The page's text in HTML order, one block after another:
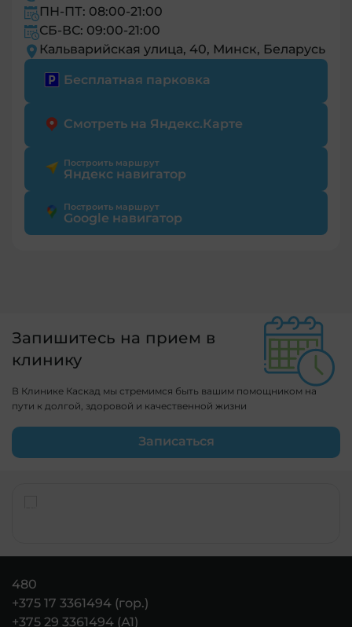
ПН-ПТ: 08:00-21:00
СБ-ВС: 09:00-21:00
Кальварийская улица, 40, Минск, Беларусь
Бесплатная парковка
Смотреть на Яндекс.Карте
Построить маршрут
Яндекс навигатор
Построить маршрут
Google навигатор
Запишитесь на прием в
клинику
В Клинике Каскад мы стремимся быть вашим помощником на
пути к долгой, здоровой и качественной жизни
Записаться
480
+375 17 3361494 (гор.)
+375 29 3361494 (А1)